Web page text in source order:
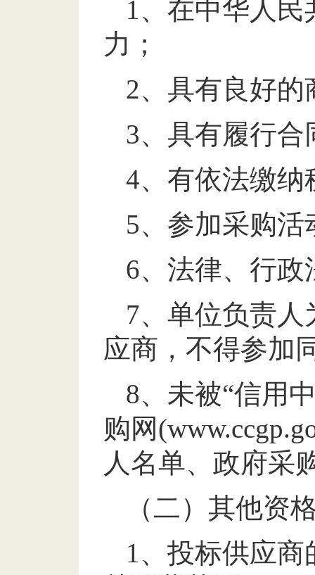
1、 在中华人民
力；
2、具有良好
3、具有履行
4、有依法缴
5、参加采购
6、法律、行
7、单位负责
应商，不得参加
8、未被“信用
购网
人名单、政府采
（二）其他资
1、 投标供应商